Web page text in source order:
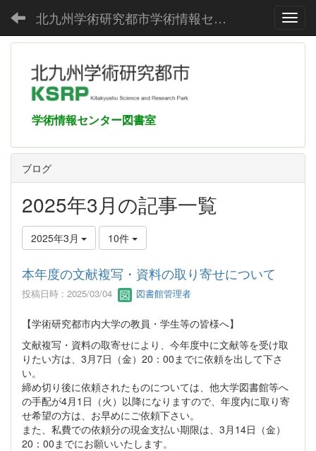
北九州学術研究都市学術情報センター
学術情報センター図書室
ブログ
2025年3月の記事一覧
2025年3月 10件
本年度の文献複写・資料の取り寄せについて
投稿日時 : 2025/03/04 図書館管理者
【学術研究都市内大学の教員・学生等の皆様へ】
文献複写・資料の取寄せにより、今年度中に文献等を受け取
りたい方は、3月7日（金）20：00までに依頼を出して下さ
い。
締め切り後に依頼されたものについては、他大学図書館等へ
の手配が4月1日（火）以降になりますので、年度内に取り寄
せ希望の方は、お早めにご依頼下さい。
また、私費での依頼分の現金支払い期限は、3月14日（金）
20：00までにお願いいたします。